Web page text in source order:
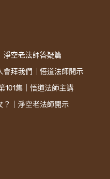
，真的是跟現在做母
少有一點薰習。因為
以前外曾祖父都是讀
聽到我外祖父在念
的基礎，要來學《緇
佛！
也就不要去講得很
這個似乎矯枉過正。
女人說法，道林法師
似乎矯枉過正，就是
說明，『然末法澆
人心不古，戒律衰
常法師的徒弟，如道
堂在十二樓，廚房也
就找我去清理冰箱。
不吃零食。我跟大家
鍋菜。也不能吃水
他轟回去了。我在旁
淨空老法師答疑篇
會拜我們｜悟道法師開示
101集｜悟道法師主講
？｜淨空老法師開示